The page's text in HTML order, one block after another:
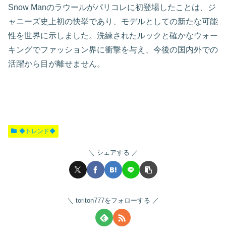
Snow Manのラウールがパリコレに初登場したことは、ジ
ャニーズ史上初の快挙であり、モデルとしての新たな可能
性を世界に示しました。洗練されたルックと確かなウォー
キングでファッション界に衝撃を与え、今後の国内外での
活躍から目が離せません。
◆トレンド◆
シェアする
toriton777をフォローする